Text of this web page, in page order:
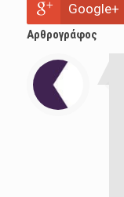
Google+
Αρθρογράφος